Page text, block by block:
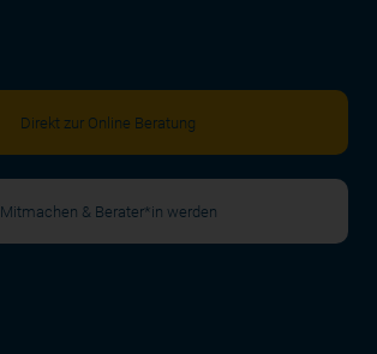
Direkt zur Online Beratung
Mitmachen & Berater*in werden